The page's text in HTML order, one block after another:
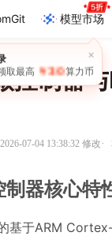
模型市场
控制器
07-04 13:38:32 修改·
器核心特
基于ARM